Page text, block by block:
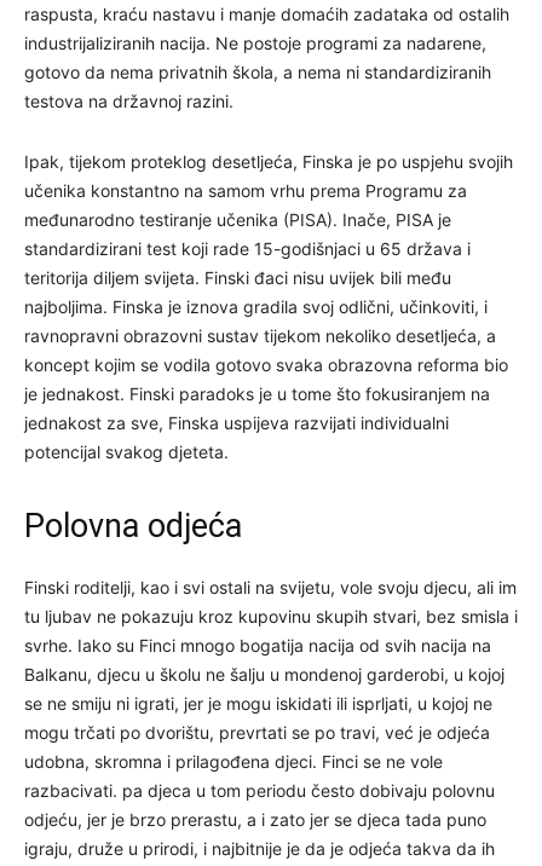
raspusta, kraću nastavu i manje domaćih zadataka od ostalih
industrijaliziranih nacija. Ne postoje programi za nadarene,
gotovo da nema privatnih škola, a nema ni standardiziranih
testova na državnoj razini.
Ipak, tijekom proteklog desetljeća, Finska je po uspjehu svojih
učenika konstantno na samom vrhu prema Programu za
međunarodno testiranje učenika (PISA). Inače, PISA je
standardizirani test koji rade 15-godišnjaci u 65 država i
teritorija diljem svijeta. Finski đaci nisu uvijek bili među
najboljima. Finska je iznova gradila svoj odlični, učinkoviti, i
ravnopravni obrazovni sustav tijekom nekoliko desetljeća, a
koncept kojim se vodila gotovo svaka obrazovna reforma bio
je jednakost. Finski paradoks je u tome što fokusiranjem na
jednakost za sve, Finska uspijeva razvijati individualni
potencijal svakog djeteta.
Polovna odjeća
Finski roditelji, kao i svi ostali na svijetu, vole svoju djecu, ali im
tu ljubav ne pokazuju kroz kupovinu skupih stvari, bez smisla i
svrhe. Iako su Finci mnogo bogatija nacija od svih nacija na
Balkanu, djecu u školu ne šalju u mondenoj garderobi, u kojoj
se ne smiju ni igrati, jer je mogu iskidati ili isprljati, u kojoj ne
mogu trčati po dvorištu, prevrtati se po travi, već je odjeća
udobna, skromna i prilagođena djeci. Finci se ne vole
razbacivati. pa djeca u tom periodu često dobivaju polovnu
odjeću, jer je brzo prerastu, a i zato jer se djeca tada puno
igraju, druže u prirodi, i najbitnije je da je odjeća takva da ih